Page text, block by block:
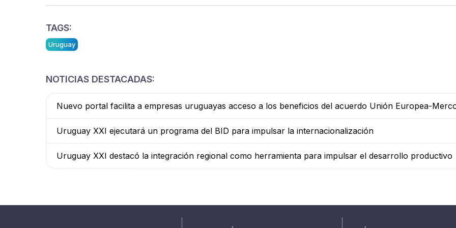
TAGS:
Uruguay
NOTICIAS DESTACADAS:
Nuevo portal facilita a empresas uruguayas acceso a los beneficios del acuerdo Unión Europea-
Uruguay XXI ejecutará un programa del BID para impulsar la internacionalización
Uruguay XXI destacó la integración regional como herramienta para impulsar el desarrollo productivo